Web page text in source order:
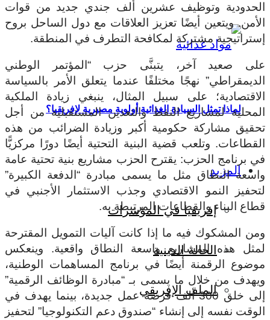
لماذا تمثل السيادة الغذائية أولوية مصيرية لإفريقيا؟
المزيد
إفريقيا في المؤشرات
الحالة الدينية
الملف الإفريقي
الحدودية وتوظيف عشرين ألف جندي جديد من قوات
الأمن. ويتعين أيضًا تعزيز العلاقات مع دول الساحل بروح
إستراتيجية مشتركة لمكافحة التطرف في المنطقة.
على صعيد آخر، يتبنَّى حزب “المؤتمر الوطني
الديمقراطي” نهجًا مختلفًا عندما يتعلق الأمر بالسياسة
الاقتصادية؛ على سبيل المثال، ينبغي زيادة الملكية
المحلية لمشاريع النفط والتعدين المستقبلية من أجل
تحقيق مشاركة حكومية أكبر وزيادة الضرائب من هذه
القطاعات. وتلعب قضية البنية التحتية أيضًا دورًا مركزيًّا
في برنامج الحزب: يقترح الحزب مشاريع بنية تحتية عامة
واسعة النطاق مثل ما يسمى مبادرة “الدفعة الكبيرة”
لتحفيز النمو الاقتصادي وجذب الاستثمار الأجنبي في
قطاع البناء والقطاعات المرتبطة به.
ومن المشكوك فيه ما إذا كانت آليات التمويل المقترحة
لمثل هذه المشاريع واسعة النطاق واقعية. وينعكس
موضوع الرقمنة أيضًا في برنامج المساهمات الوطنية،
ويهدف من خلال ما يسمى بـ “مبادرة الوظائف الرقمية”
إلى خلق 300 ألف فرصة عمل جديدة، بينما يهدف في
الوقت نفسه إلى إنشاء “صندوق دعم التكنولوجيا” لتحفيز